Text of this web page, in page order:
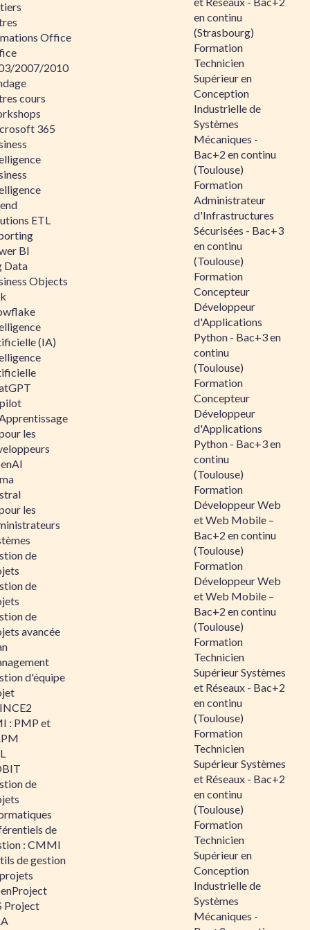
Office
2007/2010
cours
365
ETL
BI
Data
Objects
(IA)
les
les
de
de
de
avancée
d'équipe
: PMP et
de
de
: CMMI
de gestion
Project
en continu
(Strasbourg)
Formation
Technicien
Supérieur en
Conception
Industrielle de
Systèmes
Mécaniques -
Bac+2 en continu
(Toulouse)
Formation
Administrateur
d'Infrastructures
Sécurisées - Bac+3
en continu
(Toulouse)
Formation
Concepteur
Développeur
d'Applications
Python - Bac+3 en
continu
(Toulouse)
Formation
Concepteur
Développeur
d'Applications
Python - Bac+3 en
continu
(Toulouse)
Formation
Développeur Web
et Web Mobile –
Bac+2 en continu
(Toulouse)
Formation
Développeur Web
et Web Mobile –
Bac+2 en continu
(Toulouse)
Formation
Technicien
Supérieur Systèmes
et Réseaux - Bac+2
en continu
(Toulouse)
Formation
Technicien
Supérieur Systèmes
et Réseaux - Bac+2
en continu
(Toulouse)
Formation
Technicien
Supérieur en
Conception
Industrielle de
Systèmes
Mécaniques -